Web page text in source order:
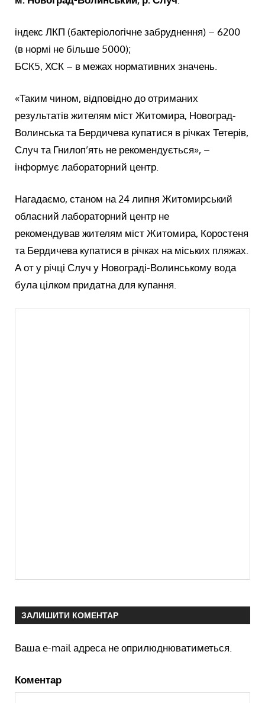
індекс ЛКП (бактеріологічне забруднення) – 6200
(в нормі не більше 5000);
БСК5, ХСК – в межах нормативних значень.
«Таким чином, відповідно до отриманих
результатів жителям міст Житомира, Новоград-
Волинська та Бердичева купатися в річках Тетерів,
Случ та Гнилоп’ять не рекомендується», –
інформує лабораторний центр.
Нагадаємо, станом на 24 липня Житомирський
обласний лабораторний центр не
рекомендував жителям міст Житомира, Коростеня
та Бердичева купатися в річках на міських пляжах.
А от у річці Случ у Новограді-Волинському вода
була цілком придатна для купання.
ЗАЛИШИТИ КОМЕНТАР
Ваша e-mail адреса не оприлюднюватиметься.
Коментар